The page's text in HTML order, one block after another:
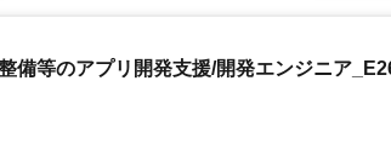
備等のアプリ開発支援/開発エンジニア